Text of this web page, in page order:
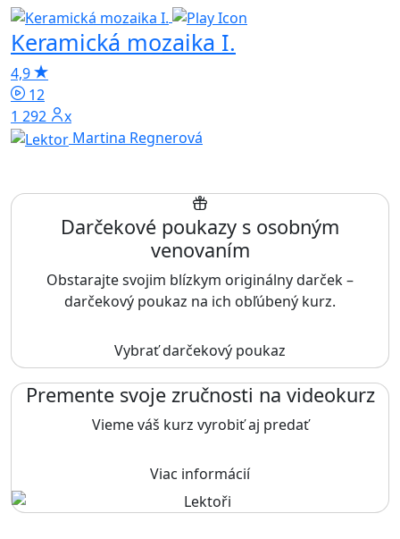
Keramická mozaika I.
4,9
12
1 292x
Martina Regnerová
Darčekové poukazy s osobným
venovaním
Obstarajte svojim blízkym originálny darček –
darčekový poukaz na ich obľúbený kurz.
Vybrať darčekový poukaz
Premente svoje zručnosti na videokurz
Vieme váš kurz vyrobiť aj predať
Viac informácií